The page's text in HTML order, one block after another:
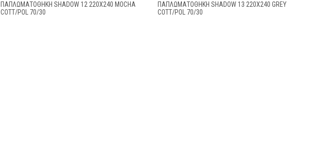
ΠΑΠΛΩΜΑΤΟΘΗΚΗ SHADOW 12 220X240 MOCHA
COTT/POL 70/30
ΠΑΠΛΩΜΑΤΟΘΗΚΗ SHADOW 13 220X240 GREY
COTT/POL 70/30